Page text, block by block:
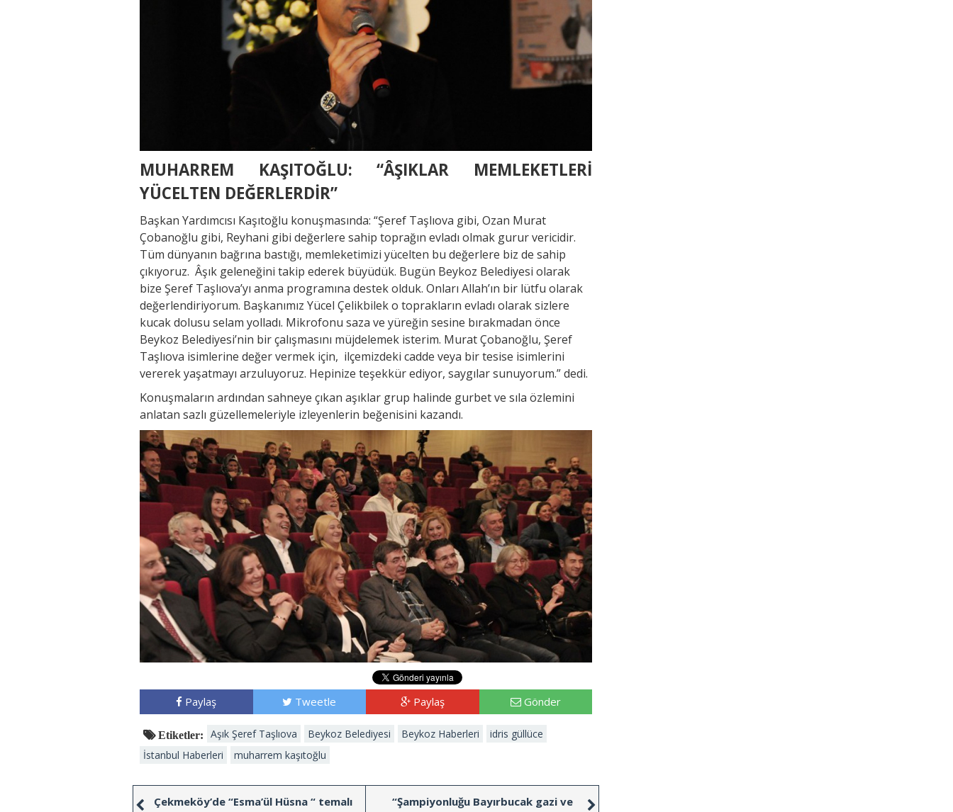
MUHARREM KAŞITOĞLU: “ÂŞIKLAR MEMLEKETLERİ
YÜCELTEN DEĞERLERDİR”
Başkan Yardımcısı Kaşıtoğlu konuşmasında: “Şeref Taşlıova gibi, Ozan Murat
Çobanoğlu gibi, Reyhani gibi değerlere sahip toprağın evladı olmak gurur vericidir.
Tüm dünyanın bağrına bastığı, memleketimizi yücelten bu değerlere biz de sahip
çıkıyoruz. Âşık geleneğini takip ederek büyüdük. Bugün Beykoz Belediyesi olarak
bize Şeref Taşlıova’yı anma programına destek olduk. Onları Allah’ın bir lütfu olarak
değerlendiriyorum. Başkanımız Yücel Çelikbilek o toprakların evladı olarak sizlere
kucak dolusu selam yolladı. Mikrofonu saza ve yüreğin sesine bırakmadan önce
Beykoz Belediyesi’nin bir çalışmasını müjdelemek isterim. Murat Çobanoğlu, Şeref
Taşlıova isimlerine değer vermek için, ilçemizdeki cadde veya bir tesise isimlerini
vererek yaşatmayı arzuluyoruz. Hepinize teşekkür ediyor, saygılar sunuyorum.” dedi.
Konuşmaların ardından sahneye çıkan aşıklar grup halinde gurbet ve sıla özlemini
anlatan sazlı güzellemeleriyle izleyenlerin beğenisini kazandı.
Paylaş Tweetle Paylaş Gönder
Etiketler: Aşık Şeref Taşlıova Beykoz Belediyesi Beykoz Haberleri
idris güllüce
İstanbul Haberleri
muharrem kaşıtoğlu
Çekmeköy’de “Esma’ül Hüsna “ temalı
“Şampiyonluğu Bayırbucak gazi ve